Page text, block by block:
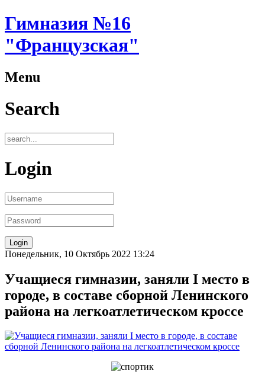
Гимназия №16
"Французская"
Menu
Search
Login
Понедельник, 10 Октябрь 2022 13:24
Учащиеся гимназии, заняли I место в
городе, в составе сборной Ленинского
района на легкоатлетическом кроссе